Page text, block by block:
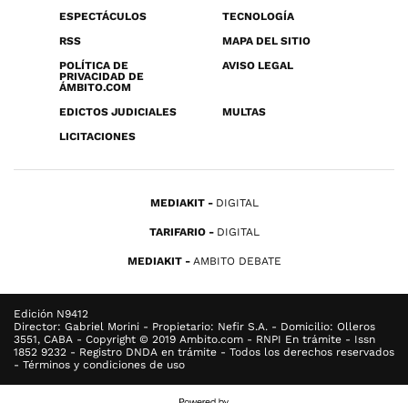
ESPECTÁCULOS
TECNOLOGÍA
RSS
MAPA DEL SITIO
POLÍTICA DE
PRIVACIDAD DE
ÁMBITO.COM
AVISO LEGAL
EDICTOS JUDICIALES
MULTAS
LICITACIONES
MEDIAKIT DIGITAL
TARIFARIO DIGITAL
MEDIAKIT AMBITO DEBATE
Edición N9412
Director: Gabriel Morini - Propietario: Nefir S.A. - Domicilio: Olleros
3551, CABA - Copyright © 2019 Ambito.com - RNPI En trámite - Issn
1852 9232 - Registro DNDA en trámite - Todos los derechos reservados
- Términos y condiciones de uso